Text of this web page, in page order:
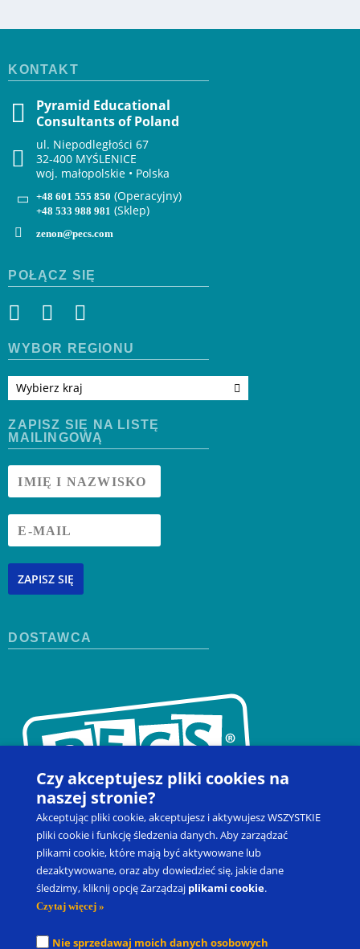
KONTAKT
Pyramid Educational
Consultants of Poland
ul. Niepodległości 67
32-400 MYŚLENICE
woj. małopolskie • Polska
+48 601 555 850 (Operacyjny)
+48 533 988 981 (Sklep)
zenon@pecs.com
POŁĄCZ SIĘ
WYBÓR REGIONU
Wybierz kraj
ZAPISZ SIĘ NA LISTĘ
MAILINGOWĄ
ZAPISZ SIĘ
DOSTAWCA
Kontakt Zapisz się na szkolenie Produkty
Moje konto Prawo do odstąpienia od umowy
Picture Exchange Communication System ® ®
Czy akceptujesz pliki cookies na
naszej stronie?
Akceptując pliki cookie, akceptujesz i aktywujesz WSZYSTKIE
pliki cookie i funkcję śledzenia danych. Aby zarządzać
plikami cookie, które mają być aktywowane lub
dezaktywowane, oraz aby dowiedzieć się, jakie dane
śledzimy, kliknij opcję Zarządzaj plikami cookie.
Czytaj więcej »
Nie sprzedawaj moich danych osobowych